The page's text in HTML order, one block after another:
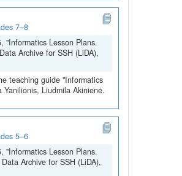
7–8
"Informatics Lesson Plans.
Archive for SSH (LiDA),
teaching guide "Informatics
Liudmila Akinienė.
5–6
"Informatics Lesson Plans.
Archive for SSH (LiDA),